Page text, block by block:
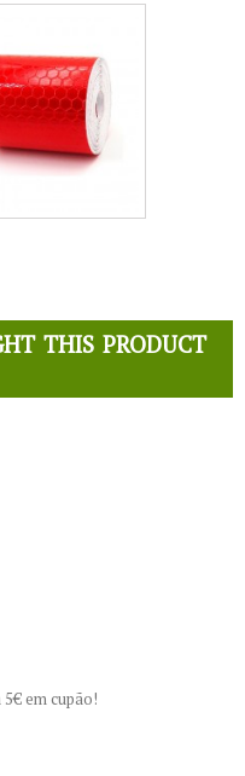
this product
em cupão!